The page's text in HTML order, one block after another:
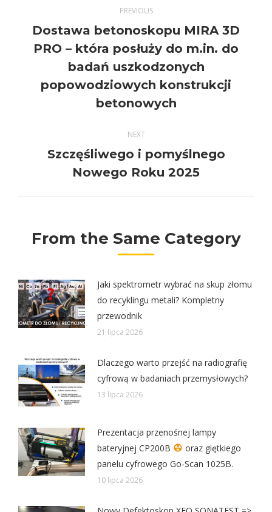
navigation
PREVIOUS
Previous
post:
Dostawa betonoskopu MIRA 3D
PRO – która posłuży do m.in. do
badań uszkodzonych
popowodziowych konstrukcji
betonowych
NEXT
Next
post:
Szczęśliwego i pomyślnego
Nowego Roku 2025
From the Same Category
Jaki spektrometr wybrać na skup złomu
do recyklingu metali? Kompletny
przewodnik
21 lipca 2026
Dlaczego warto przejść na radiografię
cyfrową w badaniach przemysłowych?
13 lipca 2026
Prezentacja przenośnej lampy
bateryjnej CP200B
oraz giętkiego
panelu cyfrowego Go-Scan 1025B.
10 lipca 2026